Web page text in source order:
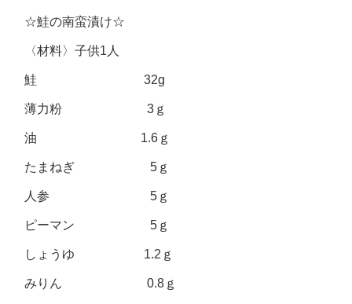
☆鮭の南蛮漬け☆
〈材料〉子供1人
鮭 32g
薄力粉 3ｇ
油 1.6ｇ
たまねぎ 5ｇ
人参 5ｇ
ピーマン 5ｇ
しょうゆ 1.2ｇ
みりん 0.8ｇ